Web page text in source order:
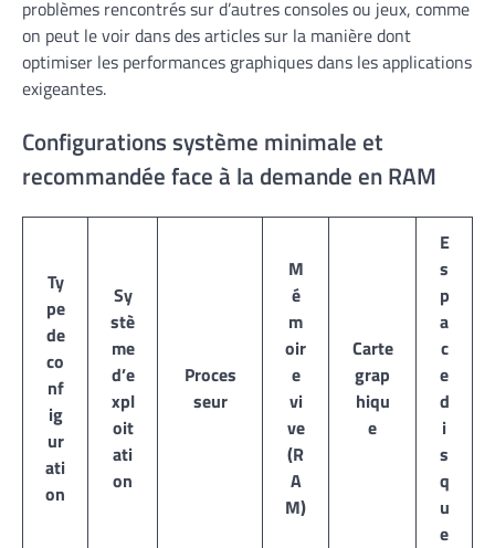
problèmes rencontrés sur d’autres consoles ou jeux, comme
on peut le voir dans des articles sur la manière dont
optimiser les performances graphiques dans les applications
exigeantes.
Configurations système minimale et
recommandée face à la demande en RAM
Ty
pe
de
co
nf
ig
ur
ati
on
Sy
stè
me
d’e
xpl
oit
ati
on
Proces
seur
M
é
m
oir
e
vi
ve
(R
A
M)
Carte
grap
hiqu
e
E
s
p
a
c
e
d
i
s
q
u
e